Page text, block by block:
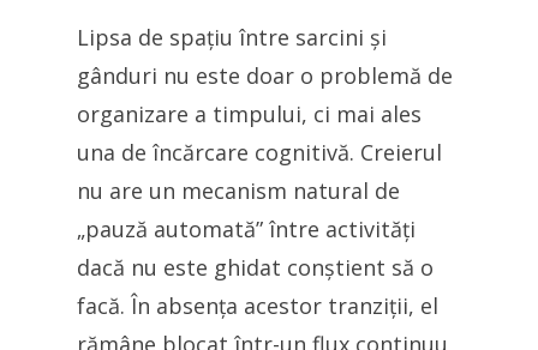
Lipsa de spațiu între sarcini și
gânduri nu este doar o problemă de
organizare a timpului, ci mai ales
una de încărcare cognitivă. Creierul
nu are un mecanism natural de
„pauză automată” între activități
dacă nu este ghidat conștient să o
facă. În absența acestor tranziții, el
rămâne blocat într-un flux continuu